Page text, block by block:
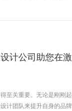
至关重要。无论是刚刚
计团队来提升自身的品